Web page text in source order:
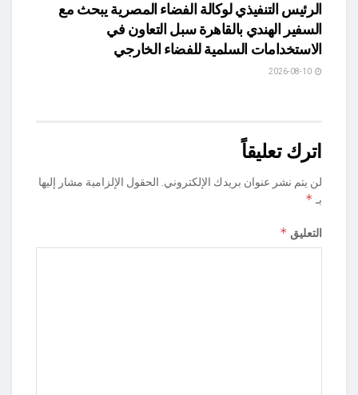
الرئيس التنفيذي لوكالة الفضاء المصرية يبحث مع
السفير الهندي بالقاهرة سبل التعاون في
الاستخدامات السلمية للفضاء الخارجي
اترك تعليقاً
لن يتم نشر عنوان بريدك الإلكتروني. الحقول الإلزامية مشار إليها
بـ *
التعليق *